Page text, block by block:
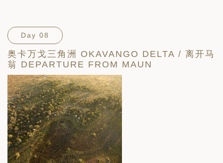
Day 08
奥卡万戈三角洲 OKAVANGO DELTA / 离开马
翁 DEPARTURE FROM MAUN